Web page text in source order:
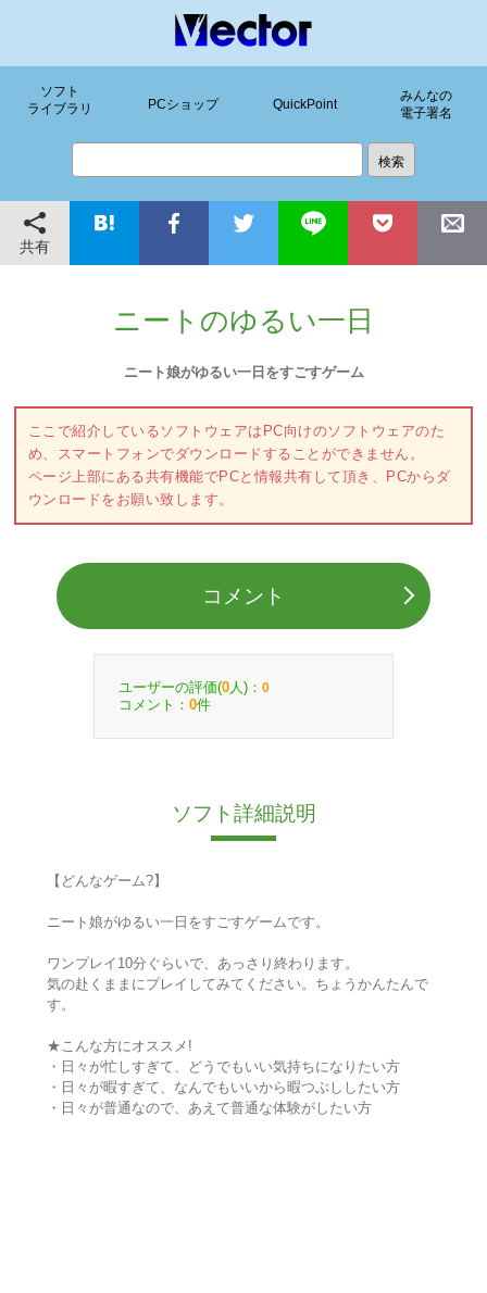
ソフト
ライブラリ
PCショップ QuickPoint
みんなの
電子署名
共有
ニートのゆるい一日
ニート娘がゆるい一日をすごすゲーム
ここで紹介しているソフトウェアはPC向けのソフトウェアのた
め、スマートフォンでダウンロードすることができません。
ページ上部にある共有機能でPCと情報共有して頂き、PCからダ
ウンロードをお願い致します。
コメント
ユーザーの評価(0 人)： 0
コメント： 0件
ソフト詳細説明
【どんなゲーム?】
ニート娘がゆるい一日をすごすゲームです。
ワンプレイ10分ぐらいで、あっさり終わります。
気の赴くままにプレイしてみてください。ちょうかんたんで
す。
★こんな方にオススメ!
・日々が忙しすぎて、どうでもいい気持ちになりたい方
・日々が暇すぎて、なんでもいいから暇つぶししたい方
・日々が普通なので、あえて普通な体験がしたい方